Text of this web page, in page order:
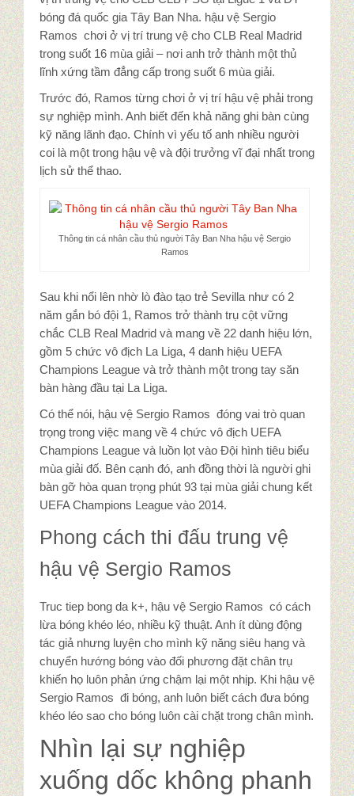
bóng đá quốc gia Tây Ban Nha. hậu vệ Sergio
Ramos chơi ở vị trí trung vệ cho CLB Real Madrid
trong suốt 16 mùa giải – nơi anh trở thành một thủ
lĩnh xứng tầm đẳng cấp trong suốt 6 mùa giải.
Trước đó, Ramos từng chơi ở vị trí hậu vệ phải trong
sự nghiệp mình. Anh biết đến khả năng ghi bàn cùng
kỹ năng lãnh đạo. Chính vì yếu tố anh nhiều người
coi là một trong hậu vệ và đội trưởng vĩ đại nhất trong
lịch sử thể thao.
Thông tin cá nhân cầu thủ người Tây Ban Nha hậu vệ Sergio
Ramos
Sau khi nổi lên nhờ lò đào tạo trẻ Sevilla như có 2
năm gắn bó đội 1, Ramos trở thành trụ cột vững
chắc CLB Real Madrid và mang về 22 danh hiệu lớn,
gồm 5 chức vô địch La Liga, 4 danh hiệu UEFA
Champions League và trở thành một trong tay săn
bàn hàng đầu tại La Liga.
Có thể nói, hậu vệ Sergio Ramos đóng vai trò quan
trọng trong việc mang về 4 chức vô địch UEFA
Champions League và luồn lọt vào Đội hình tiêu biểu
mùa giải đố. Bên cạnh đó, anh đồng thời là người ghi
bàn gỡ hòa quan trọng phút 93 tại mùa giải chung kết
UEFA Champions League vào 2014.
Phong cách thi đấu trung vệ
hậu vệ Sergio Ramos
Truc tiep bong da k+, hậu vệ Sergio Ramos có cách
lừa bóng khéo léo, nhiều kỹ thuật. Anh ít dùng động
tác giả nhưng luyện cho mình kỹ năng siêu hạng và
chuyển hướng bóng vào đối phương đặt chân trụ
khiến họ luôn phản ứng chậm lại một nhịp. Khi hậu vệ
Sergio Ramos đi bóng, anh luôn biết cách đưa bóng
khéo léo sao cho bóng luôn cài chặt trong chân mình.
Nhìn lại sự nghiệp
xuống dốc không phanh